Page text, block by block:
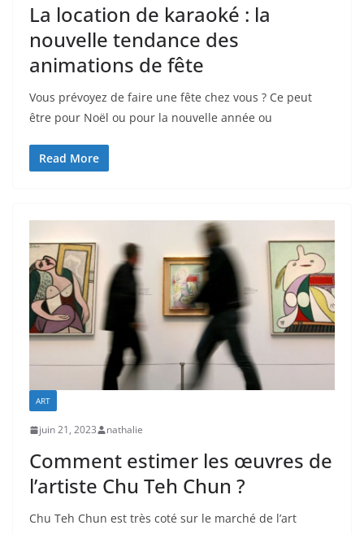
La location de karaoké : la
nouvelle tendance des
animations de fête
Vous prévoyez de faire une fête chez vous ? Ce peut
être pour Noël ou pour la nouvelle année ou
Read More
ART
juin 21, 2023 nathalie
Comment estimer les œuvres de
l’artiste Chu Teh Chun ?
Chu Teh Chun est très coté sur le marché de l’art